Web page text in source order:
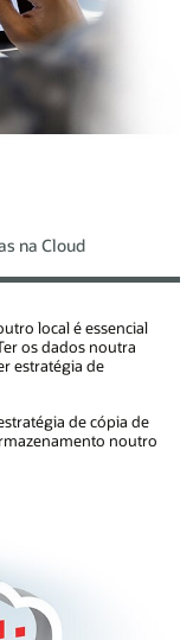
na Cloud
local é essencial
os dados noutra
estratégia de
de cópia de
noutro